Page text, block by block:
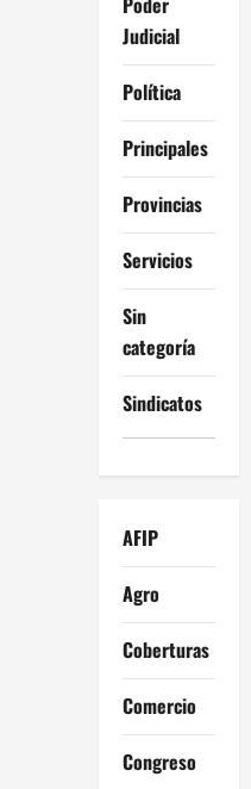
Judicial
Política
Principales
Provincias
Servicios
Sin
categoría
Sindicatos
AFIP
Agro
Coberturas
Comercio
Congreso